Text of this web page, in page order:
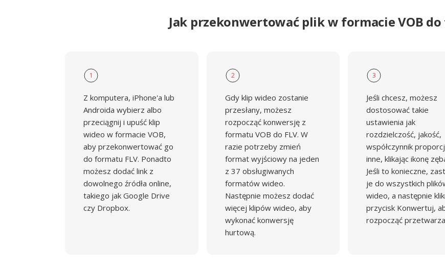
Jak przekonwertować plik w formacie VOB
1
Z komputera, iPhone'a lub
Androida wybierz albo
przeciągnij i upuść klip
wideo w formacie VOB,
aby przekonwertować go
do formatu FLV. Ponadto
możesz dodać link z
dowolnego źródła online,
takiego jak Google Drive
czy Dropbox.
2
Gdy klip wideo zostanie
przesłany, możesz
rozpocząć konwersję z
formatu VOB do FLV. W
razie potrzeby zmień
format wyjściowy na jeden
z 37 obsługiwanych
formatów wideo.
Następnie możesz dodać
więcej klipów wideo, aby
wykonać konwersję
hurtową.
3
Jeśli chcesz, możesz
dostosować takie
ustawienia jak
rozdzielczość, jakość,
współczynnik
inne, klikając ikonę
Jeśli to konieczne,
je do wszystkich
wideo, a następnie
przycisk Konwertuj,
rozpocząć